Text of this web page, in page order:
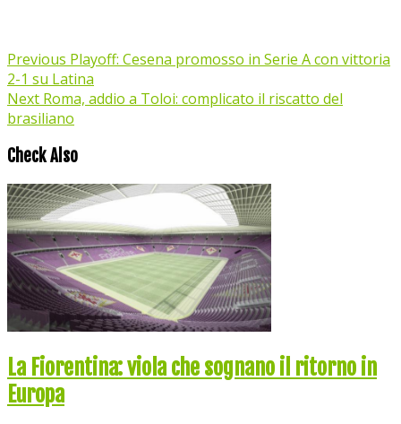
Previous Playoff: Cesena promosso in Serie A con vittoria
2-1 su Latina
Next Roma, addio a Toloi: complicato il riscatto del
brasiliano
Check Also
La Fiorentina: viola che sognano il ritorno in
Europa